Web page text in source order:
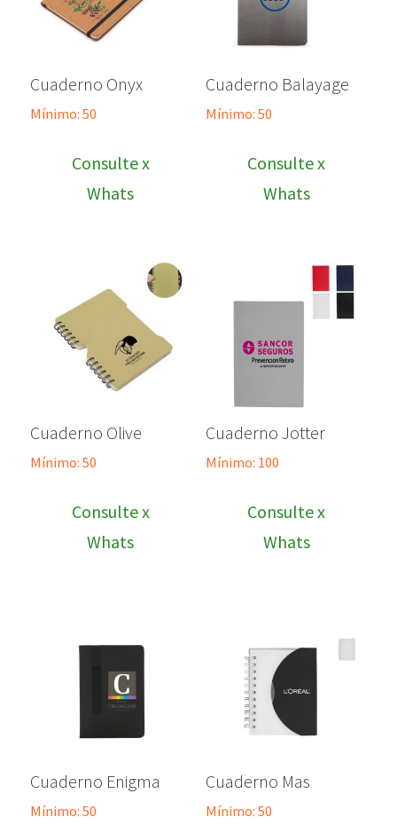
Cuaderno Onyx
Mínimo: 50
Consulte x
Whats
Cuaderno Balayage
Mínimo: 50
Consulte x
Whats
Cuaderno Olive
Mínimo: 50
Consulte x
Whats
Cuaderno Jotter
Mínimo: 100
Consulte x
Whats
Cuaderno Enigma
Mínimo: 50
Cuaderno Mas
Mínimo: 50